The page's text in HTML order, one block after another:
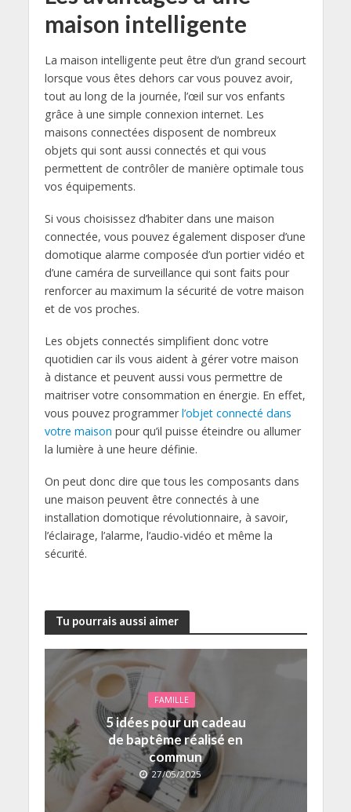
maison intelligente
La maison intelligente peut être d’un grand secourt
lorsque vous êtes dehors car vous pouvez avoir,
tout au long de la journée, l’œil sur vos enfants
grâce à une simple connexion internet. Les
maisons connectées disposent de nombreux
objets qui sont aussi connectés et qui vous
permettent de contrôler de manière optimale tous
vos équipements.
Si vous choisissez d’habiter dans une maison
connectée, vous pouvez également disposer d’une
domotique alarme composée d’un portier vidéo et
d’une caméra de surveillance qui sont faits pour
renforcer au maximum la sécurité de votre maison
et de vos proches.
Les objets connectés simplifient donc votre
quotidien car ils vous aident à gérer votre maison
à distance et peuvent aussi vous permettre de
maitriser votre consommation en énergie. En effet,
vous pouvez programmerl’objet connecté dans
votre maison pour qu’il puisse éteindre ou allumer
la lumière à une heure définie.
On peut donc dire que tous les composants dans
une maison peuvent être connectés à une
installation domotique révolutionnaire, à savoir,
l’éclairage, l’alarme, l’audio-vidéo et même la
sécurité.
Tu pourrais aussi aimer
FAMILLE
5 idées pour un cadeau
de baptême réalisé en
commun
27/05/2025